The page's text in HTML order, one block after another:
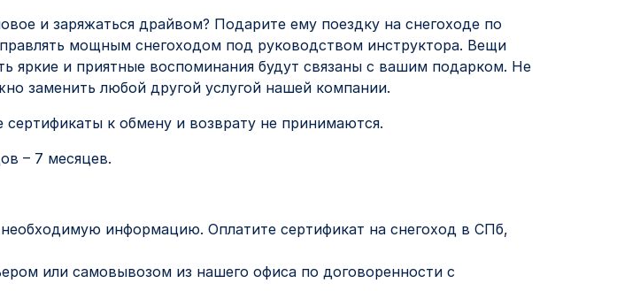
и заряжаться драйвом? Подарите ему поездку на снегоходе по
мощным снегоходом под руководством инструктора. Вещи
яркие и приятные воспоминания будут связаны с вашим подарком. Не
заменить любой другой услугой нашей компании.
к обмену и возврату не принимаются.
– 7 месяцев.
информацию. Оплатите сертификат на снегоход в СПб,
или самовывозом из нашего офиса по договоренности с